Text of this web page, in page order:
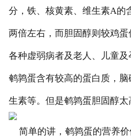
分，铁、核黄素、维生素A的
两倍左右，而胆固醇则较鸡
各种虚弱病者及老人、儿童及
鹌鹑蛋含有较高的蛋白质，
生素等。但是鹌鹑蛋胆固醇太
简单的讲，鹌鹑蛋的营养价